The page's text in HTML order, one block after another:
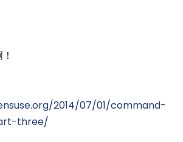
2014/07/01/command-
three/